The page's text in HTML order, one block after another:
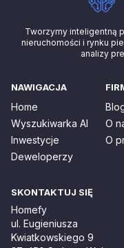
Tworzymy inteligentną
nieruchomości i rynku
analizy
NAWIGACJA
Home
Wyszukiwarka AI
Inwestycje
Deweloperzy
O
O
SKONTAKTUJ SIĘ
Homefy
ul. Eugieniusza
Kwiatkowskiego 9